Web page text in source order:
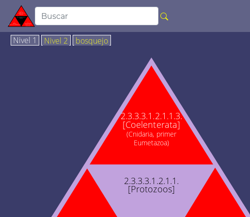
Nivel 1 Nivel 2 bosquejo
2.3.3.3.1.2.1.1.
[Protozoos]
2.3.3.3.1.2.1.1.3.
[Coelenterata]
(Cnidaria, primer
Eumetazoa)